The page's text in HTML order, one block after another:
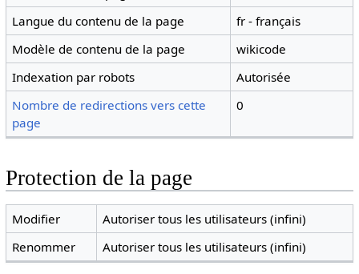
Langue du contenu de la page
fr - français
Modèle de contenu de la page
wikicode
Indexation par robots
Autorisée
Nombre de redirections vers cette
page
0
Protection de la page
Modifier
Autoriser tous les utilisateurs (infini)
Renommer
Autoriser tous les utilisateurs (infini)